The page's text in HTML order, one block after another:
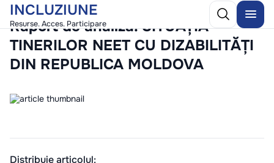
INCLUZIUNE
Resurse. Acces. Participare
/ 10 December 2025
Raport de analiză. SITUAȚIA
TINERILOR NEET CU DIZABILITĂȚI
DIN REPUBLICA MOLDOVA
Distribuie articolul: